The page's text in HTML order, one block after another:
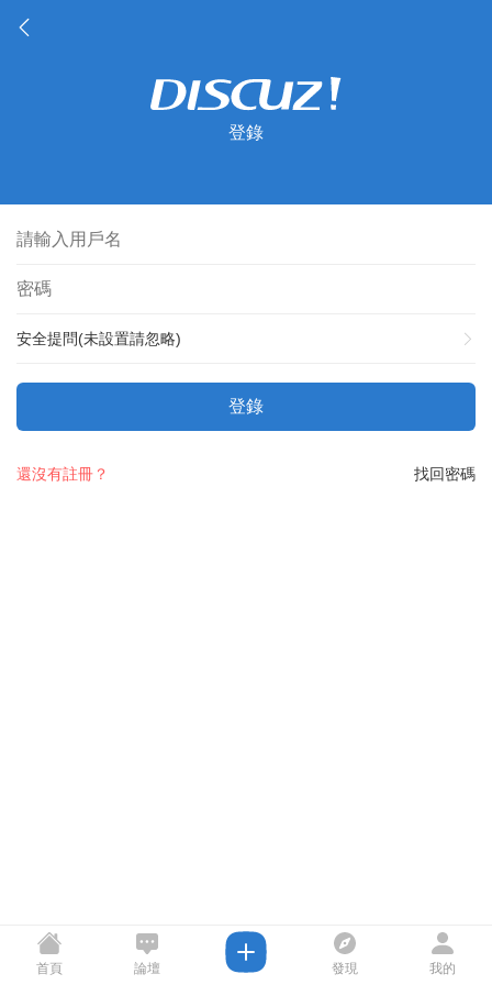
登錄
安全提問(未設置請忽略)
登錄
找回密碼
還沒有註冊？
首頁 論壇 發現 我的